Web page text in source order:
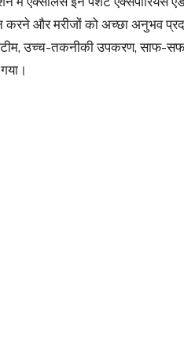
करने और मरीजों को अच्छा अनुभव
उच्च-तकनीकी उपकरण, साफ-